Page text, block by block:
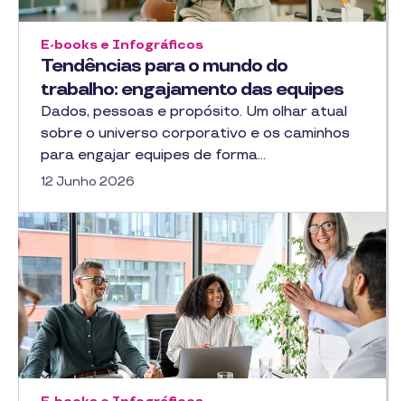
Tendências para o mundo do
trabalho: engajamento das equipes
E-books e Infográficos
Dados, pessoas e propósito. Um olhar atual
sobre o universo corporativo e os caminhos
para engajar equipes de forma…
12 Junho 2026